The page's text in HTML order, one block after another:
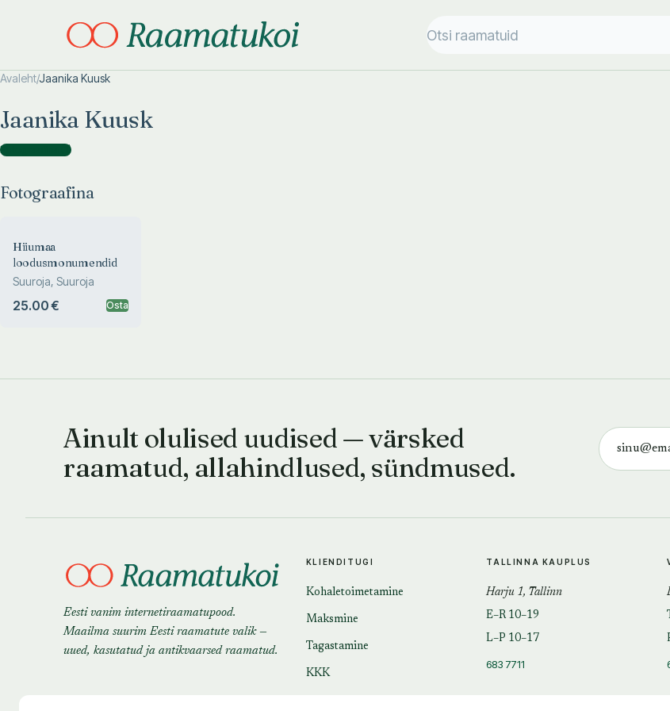
Avaleht/Jaanika Kuusk
Jaanika Kuusk
Fotograafina )
Fotograafina
Hiiumaa
loodusmonumendid
Suuroja, Suuroja
25.00 € Osta
Ainult olulised uudised — värsked
raamatud, allahindlused, sündmused.
Eesti vanim internetiraamatupood.
Maailma suurim Eesti raamatute valik —
uued, kasutatud ja antikvaarsed raamatud.
KLIENDITUGI
Kohaletoimetamine
Maksmine
Tagastamine
KKK
TALLINNA KAUPLUS
Harju 1, Tallinn
E–R 10–19
L–P 10–17
683 7711